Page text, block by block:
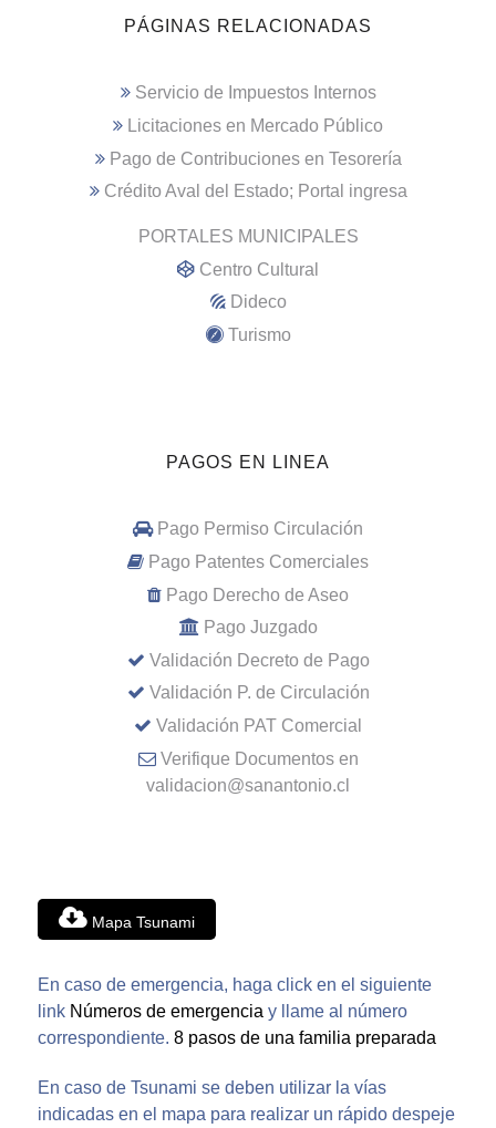
PÁGINAS RELACIONADAS
Servicio de Impuestos Internos
Licitaciones en Mercado Público
Pago de Contribuciones en Tesorería
Crédito Aval del Estado; Portal ingresa
PORTALES MUNICIPALES
Centro Cultural
Dideco
Turismo
PAGOS EN LINEA
Pago Permiso Circulación
Pago Patentes Comerciales
Pago Derecho de Aseo
Pago Juzgado
Validación Decreto de Pago
Validación P. de Circulación
Validación PAT Comercial
Verifique Documentos en
validacion@sanantonio.cl
Mapa Tsunami
En caso de emergencia, haga click en el siguiente
link Números de emergencia y llame al número
correspondiente. 8 pasos de una familia preparada
En caso de Tsunami se deben utilizar la vías
indicadas en el mapa para realizar un rápido despeje